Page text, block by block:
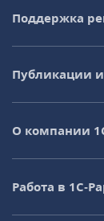
Поддержка
Публикации и
О компании
Работа в